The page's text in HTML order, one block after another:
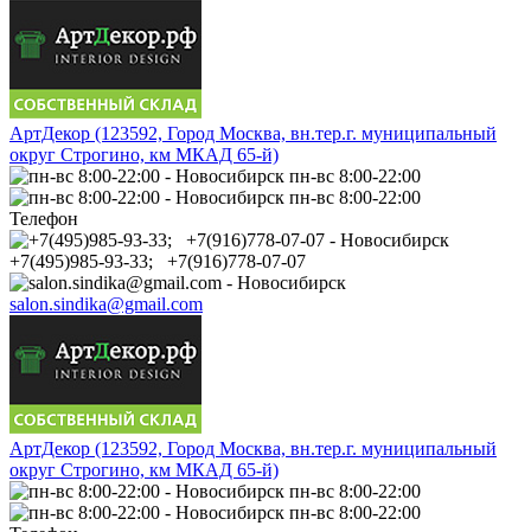
АртДекор (123592, Город Москва, вн.тер.г. муниципальный
округ Строгино, км МКАД 65-й)
пн-вс 8:00-22:00
пн-вс 8:00-22:00
Телефон
+7(495)985-93-33; +7(916)778-07-07
salon.sindika@gmail.com
АртДекор (123592, Город Москва, вн.тер.г. муниципальный
округ Строгино, км МКАД 65-й)
пн-вс 8:00-22:00
пн-вс 8:00-22:00